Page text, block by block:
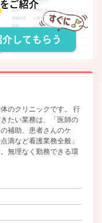
のクリニックです。 行
たい業務は、「医師の
補助、患者さんのケ
滴など看護業務全般」
無理なく勤務できる環